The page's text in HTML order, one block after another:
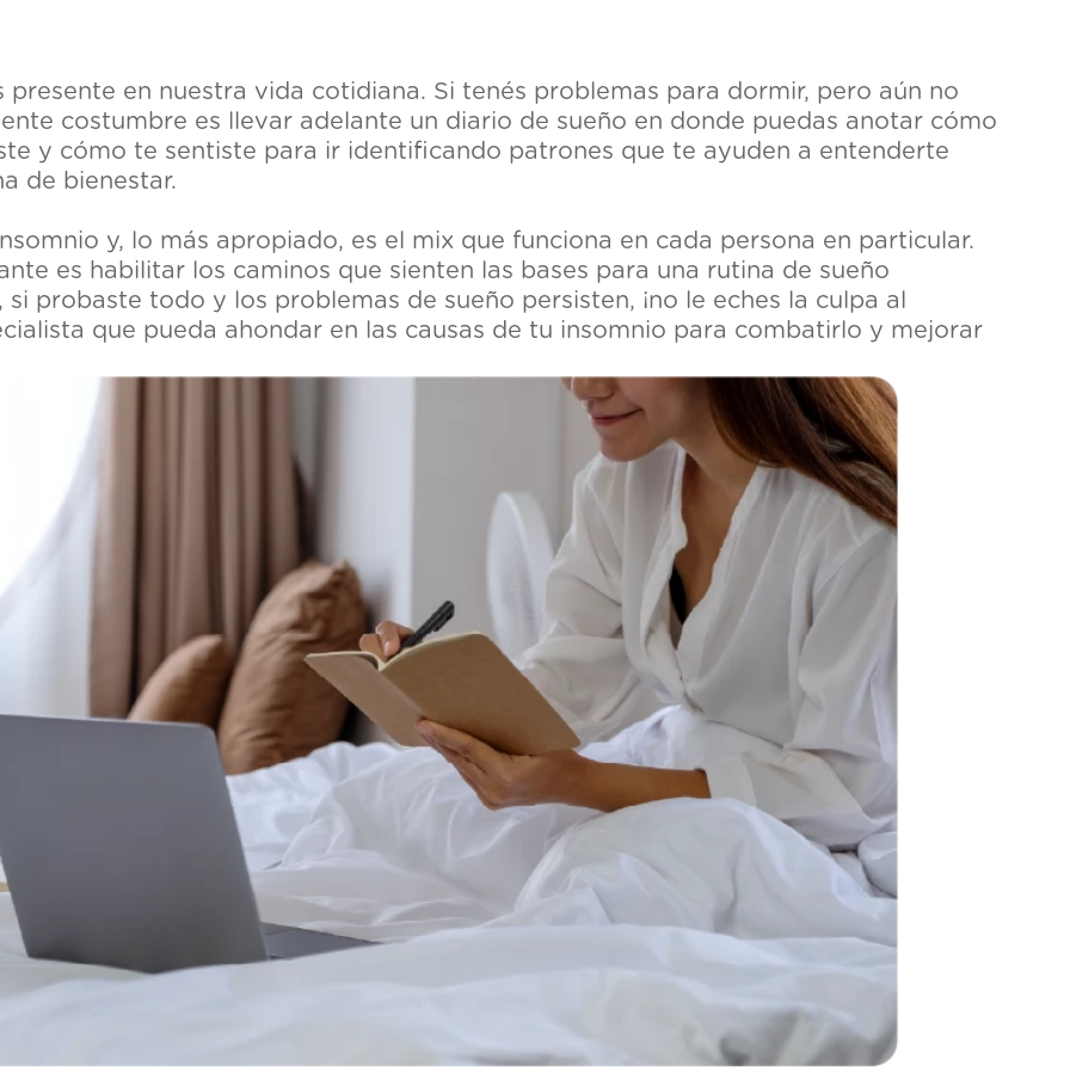
en nuestra vida cotidiana. Si tenés problemas para dormir, pero aún no
costumbre es llevar adelante un diario de sueño en donde puedas anotar cómo
y cómo te sentiste para ir identificando patrones que te ayuden a entenderte
de bienestar.
y, lo más apropiado, es el mix que funciona en cada persona en particular.
es habilitar los caminos que sienten las bases para una rutina de sueño
probaste todo y los problemas de sueño persisten, ¡no le eches la culpa al
que pueda ahondar en las causas de tu insomnio para combatirlo y mejorar